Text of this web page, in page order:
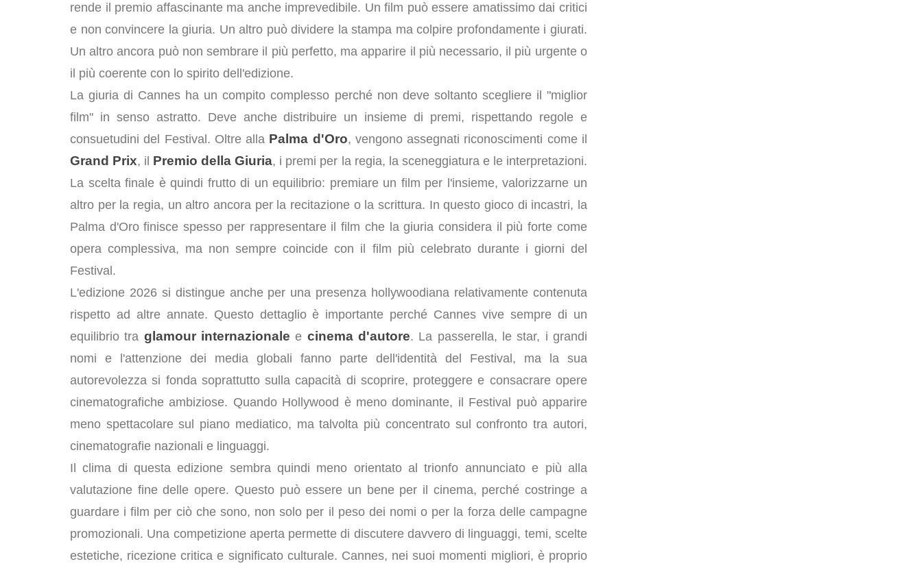
rende il premio affascinante ma anche imprevedibile. Un film può essere amatissimo dai critici
e non convincere la giuria. Un altro può dividere la stampa ma colpire profondamente i giurati.
Un altro ancora può non sembrare il più perfetto, ma apparire il più necessario, il più urgente o
il più coerente con lo spirito dell'edizione.
La giuria di Cannes ha un compito complesso perché non deve soltanto scegliere il "miglior
film" in senso astratto. Deve anche distribuire un insieme di premi, rispettando regole e
consuetudini del Festival. Oltre alla Palma d'Oro, vengono assegnati riconoscimenti come il
Grand Prix, il Premio della Giuria, i premi per la regia, la sceneggiatura e le interpretazioni.
La scelta finale è quindi frutto di un equilibrio: premiare un film per l'insieme, valorizzarne un
altro per la regia, un altro ancora per la recitazione o la scrittura. In questo gioco di incastri, la
Palma d'Oro finisce spesso per rappresentare il film che la giuria considera il più forte come
opera complessiva, ma non sempre coincide con il film più celebrato durante i giorni del
Festival.
L'edizione 2026 si distingue anche per una presenza hollywoodiana relativamente contenuta
rispetto ad altre annate. Questo dettaglio è importante perché Cannes vive sempre di un
equilibrio tra glamour internazionale e cinema d'autore. La passerella, le star, i grandi
nomi e l'attenzione dei media globali fanno parte dell'identità del Festival, ma la sua
autorevolezza si fonda soprattutto sulla capacità di scoprire, proteggere e consacrare opere
cinematografiche ambiziose. Quando Hollywood è meno dominante, il Festival può apparire
meno spettacolare sul piano mediatico, ma talvolta più concentrato sul confronto tra autori,
cinematografie nazionali e linguaggi.
Il clima di questa edizione sembra quindi meno orientato al trionfo annunciato e più alla
valutazione fine delle opere. Questo può essere un bene per il cinema, perché costringe a
guardare i film per ciò che sono, non solo per il peso dei nomi o per la forza delle campagne
promozionali. Una competizione aperta permette di discutere davvero di linguaggi, temi, scelte
estetiche, ricezione critica e significato culturale. Cannes, nei suoi momenti migliori, è proprio